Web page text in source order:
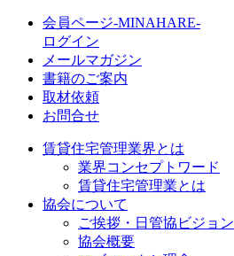
会員ページ-MINAHARE-
ログイン
メールマガジン
書籍のご案内
取材依頼
お問合せ
賃貸住宅管理業界とは
業界コンセプトワード
賃貸住宅管理業とは
協会について
ご挨拶・日管協ビジョン
協会概要